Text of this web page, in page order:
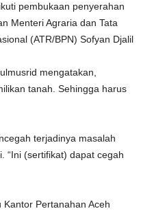
pembukaan penyerahan
Menteri Agraria dan Tata
(ATR/BPN) Sofyan Djalil
mengatakan,
tanah. Sehingga harus
terjadinya masalah
“Ini (sertifikat) dapat cegah
Pertanahan Aceh